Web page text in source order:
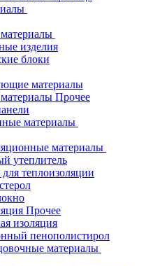
изделия
блоки
материалы
Прочее
материалы
материалы
утеплитель
теплоизоляции
Прочее
изоляция
пенополистирол
материалы